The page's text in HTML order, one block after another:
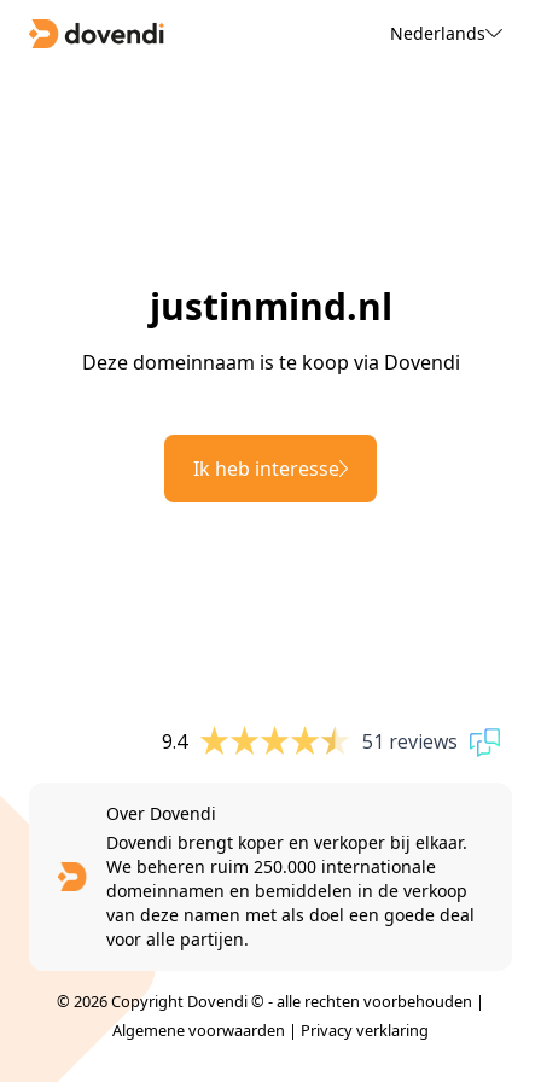
Nederlands
justinmind.nl
Deze domeinnaam is te koop via Dovendi
Ik heb interesse
9.4 51 reviews
Over Dovendi
Dovendi brengt koper en verkoper bij elkaar.
We beheren ruim 250.000 internationale
domeinnamen en bemiddelen in de verkoop
van deze namen met als doel een goede deal
voor alle partijen.
© 2026 Copyright Dovendi © - alle rechten voorbehouden |
Algemene voorwaarden | Privacy verklaring